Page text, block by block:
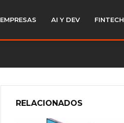
EMPRESAS AI Y DEV FINTECH
RELACIONADOS